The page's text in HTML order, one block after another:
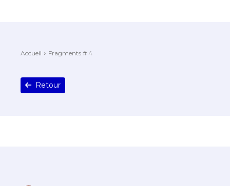
Accueil Fragments # 4
Retour